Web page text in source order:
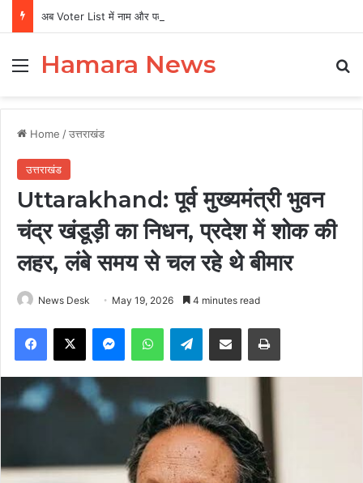
MenuHamara News
Home /उत्तराखंड
उत्तराखंड
Uttarakhand: पूर्व मुख्यमंत्री भुवन
चंद्र खंडूड़ी का निधन, प्रदेश में शोक की
लहर, लंबे समय से चल रहे थे बीमार
News Desk May 19, 2026 4 minutes read
Facebook
X MessengerWhatsAppTelegramShare via Email Print